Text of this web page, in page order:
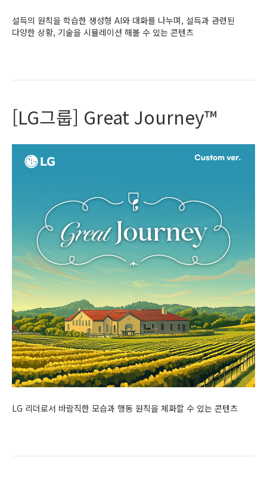
설득의 원칙을 학습한 생성형 AI와 대화를 나누며, 설득과 관련된
다양한 상황, 기술을 시뮬레이션 해볼 수 있는 콘텐츠
[LG그룹] Great Journey™
LG 리더로서 바람직한 모습과 행동 원칙을 체화할 수 있는 콘텐츠